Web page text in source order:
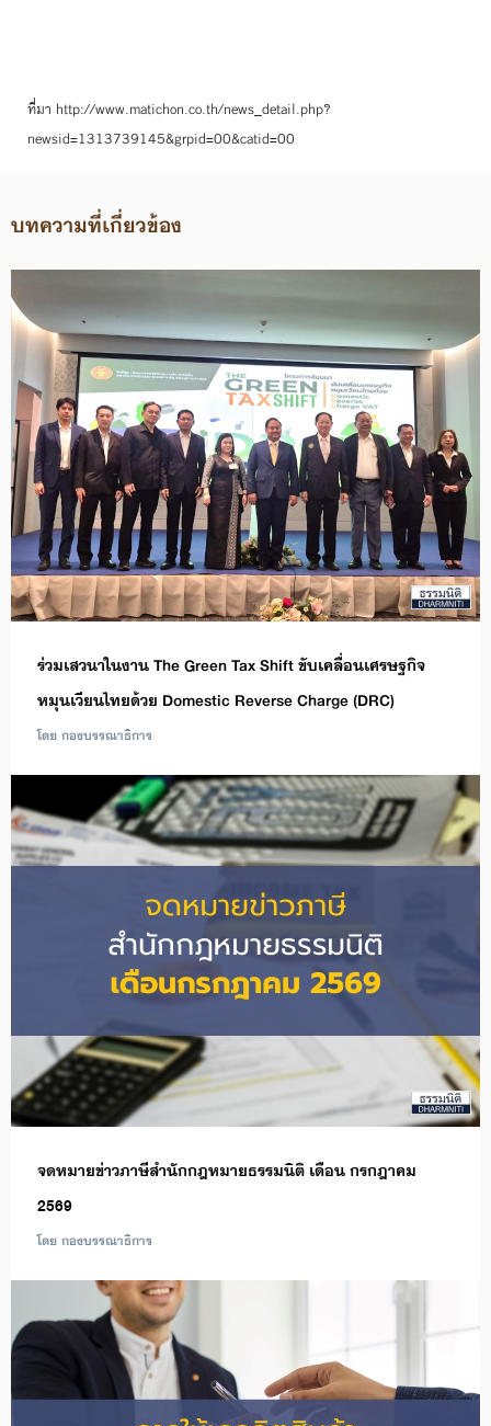
ที่มา http://www.matichon.co.th/news_detail.php?
newsid=1313739145&grpid=00&catid=00
บทความที่เกี่ยวข้อง
ร่วมเสวนาในงาน The Green Tax Shift ขับเคลื่อนเศรษฐกิจ
หมุนเวียนไทยด้วย Domestic Reverse Charge (DRC)
โดย กองบรรณาธิการ
จดหมายข่าวภาษีสำนักกฎหมายธรรมนิติ เดือน กรกฎาคม
2569
โดย กองบรรณาธิการ